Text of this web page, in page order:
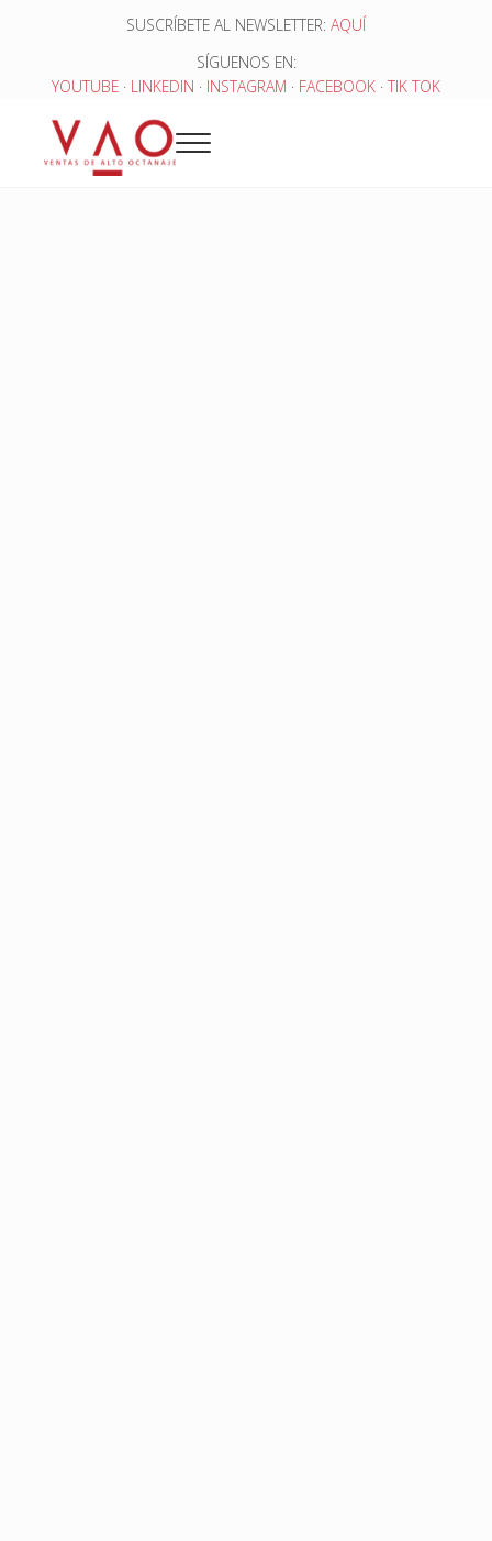
Saltar al contenido principal
Skip to header right navigation
SUSCRÍBETE AL NEWSLETTER: AQUÍ
SÍGUENOS EN:
YOUTUBE · LINKEDIN · INSTAGRAM · FACEBOOK · TIK TOK
Menu